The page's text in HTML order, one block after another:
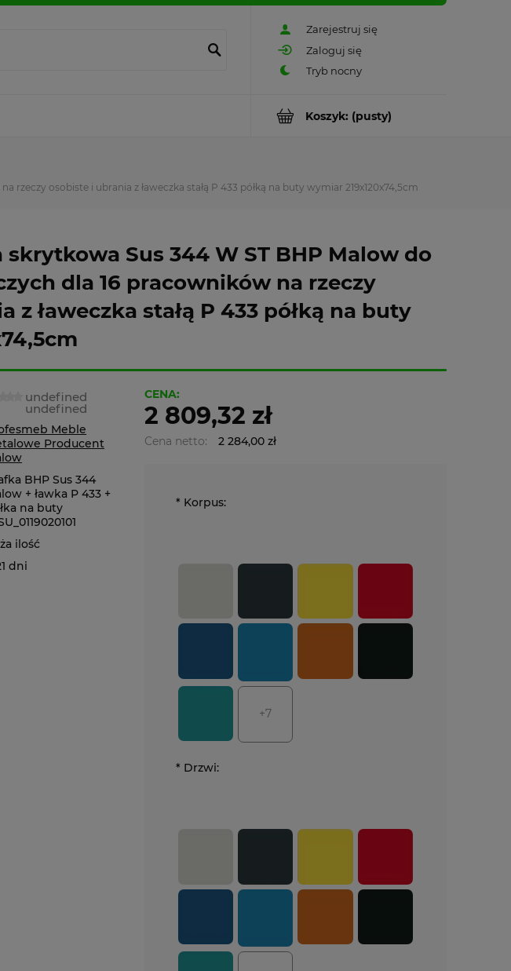
Zarejestruj się
Zaloguj się
Koszyk: (pusty)
osobiste i ubrania z ławeczka stałą P 433 półką na buty wymiar 219x120x74,5cm
Sus 344 W ST BHP Malow do
dla 16 pracowników na rzeczy
z ławeczka stałą P 433 półką na buty
undefined
undefined
Meble
Producent
BHP Sus 344
+ ławka P 433 +
na buty
ilość
dni
CENA:
2 809,32 zł
Cena netto: 2 284,00 zł
* Korpus:
+7
* Drzwi: